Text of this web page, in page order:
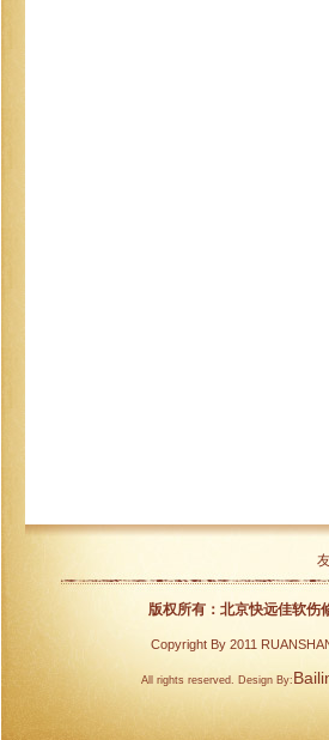
版权所有：北京快远佳软伤
Copyright By 2011
All rights reserved. Design By: